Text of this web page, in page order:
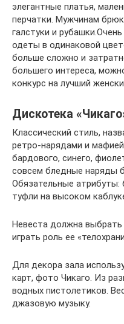
элегантные платья,
перчатки. Мужчинам
галстуки и
одеты в одинаковой
больше сложно и
большего интереса,
конкурс на лучший
Дискотека
Классический стиль,
ретро-нарядами и
бардового, синего,
совсем бледные наряды
Обязательные атрибуты:
туфли на высоком
Невеста должна выбрать
играть роль ее
Для декора зала
карт, фото Чикаго. Из
водных пистолетиков.
джазовую музыку.